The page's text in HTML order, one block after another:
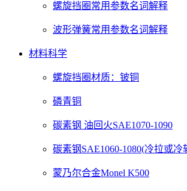
螺旋挡圈常用参数名词解释
波形弹簧常用参数名词解释
材料科学
螺旋挡圈材质：铍铜
磷青铜
碳素钢 油回火SAE1070-1090
碳素钢SAE1060-1080(冷拉或冷
蒙乃尔合金Monel K500